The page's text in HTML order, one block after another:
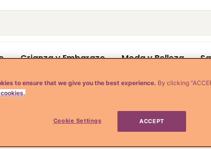
Crianza y Embarazo Moda y Belleza
to ensure that we give you the best experience. By clicking
Cookie Settings ACCEPT